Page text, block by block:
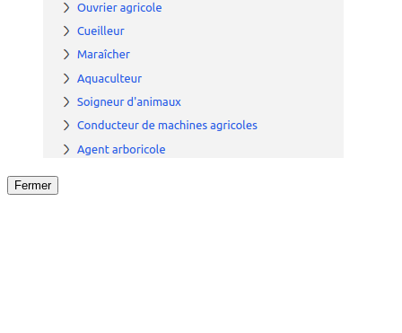
Fermer